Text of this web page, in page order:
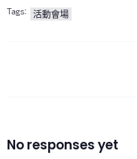
Tags: 活動會場
No responses yet